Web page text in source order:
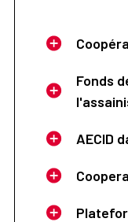
Fonds
AECID